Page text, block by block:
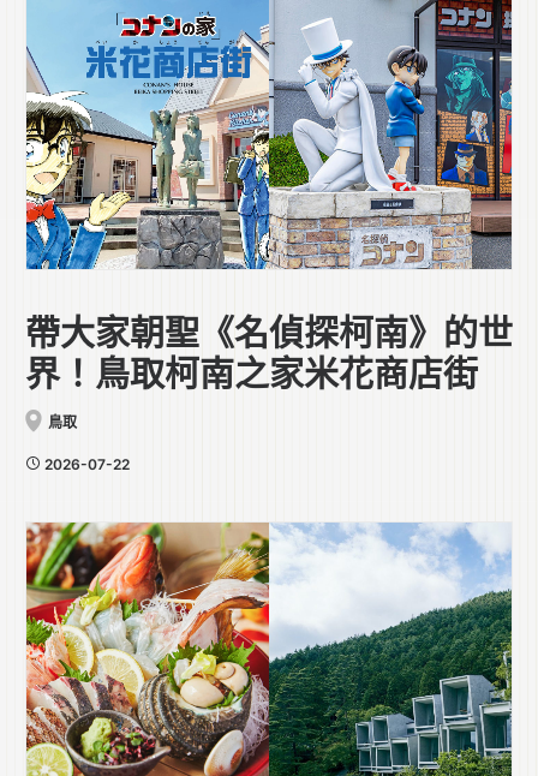
帶大家朝聖《名偵探柯南》的世
界！鳥取柯南之家米花商店街
鳥取
2026-07-22